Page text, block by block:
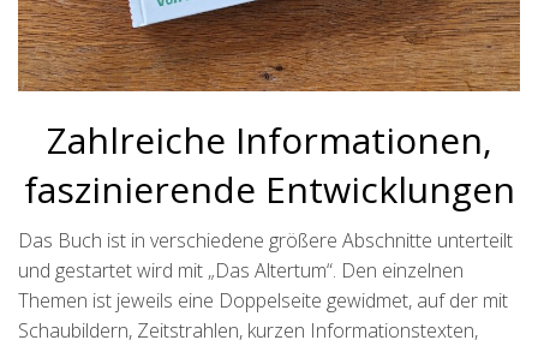
Zahlreiche Informationen,
faszinierende Entwicklungen
Das Buch ist in verschiedene größere Abschnitte unterteilt
und gestartet wird mit „Das Altertum“. Den einzelnen
Themen ist jeweils eine Doppelseite gewidmet, auf der mit
Schaubildern, Zeitstrahlen, kurzen Informationstexten,